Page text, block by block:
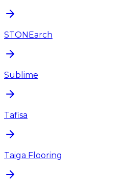
STONEarch
Sublime
Tafisa
Taiga Flooring